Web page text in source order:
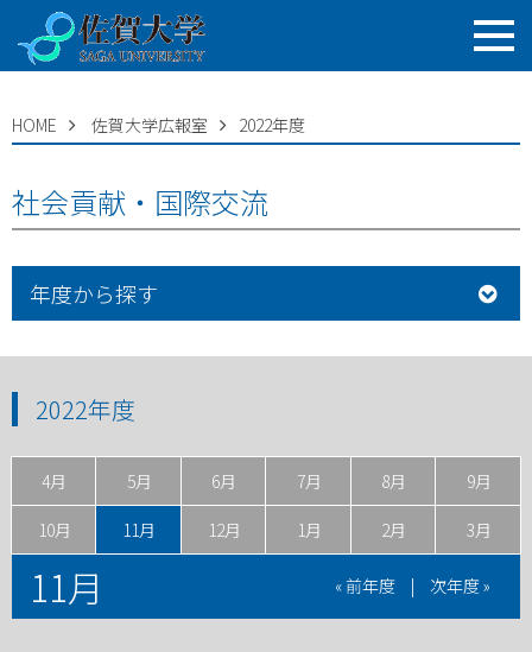
HOME 佐賀大学広報室 2022年度
社会貢献・国際交流
年度から探す
2022年度
4月 5月 6月 7月 8月 9月
10月 11月 12月 1月 2月 3月
11月 « 前年度 | 次年度 »